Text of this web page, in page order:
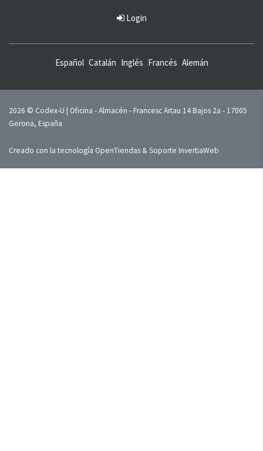
Login
Español Catalán Inglés Francés Alemán
2026 © Codex-U | Oficina - Almacén - Francesc Artau 14 Bajos 2a - 17005
Gerona, España
Creado con la tecnología OpenTiendas & Soporte InvertiaWeb